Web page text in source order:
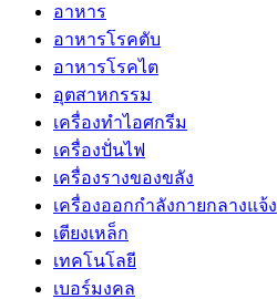
อาหาร
อาหารโรคตับ
อาหารโรคไต
อุตสาหกรรม
เครื่องทำไอศกรีม
เครื่องปั่นไฟ
เครื่องรางของขลัง
เครื่องออกกำลังกายกลางแจ้ง
เตียงเหล็ก
เทคโนโลยี
เบอร์มงคล